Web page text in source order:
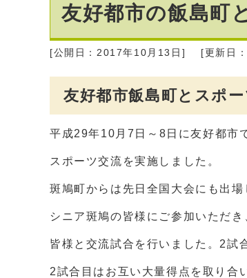
友好都市の飯島町
[公開日：2017年10月13日] [更新日
友好都市飯島町とスポ
平成29年10月7日～8日に友好都市
スポーツ交流を実施しました。
斑鳩町からは先日全国大会にも出
シニア斑鳩の皆様にご参加いただ
皆様と交流試合を行いました。2試
2試合目はお互い大量得点を取り合